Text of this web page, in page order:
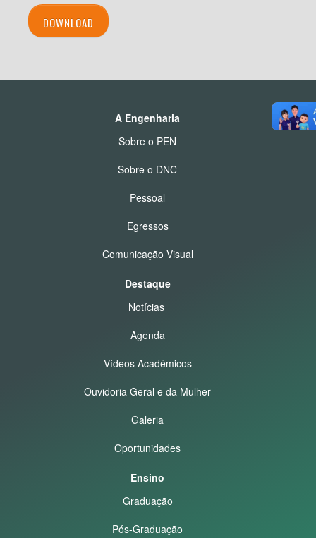
DOWNLOAD
A Engenharia
Sobre o PEN
Sobre o DNC
Pessoal
Egressos
Comunicação Visual
Destaque
Notícias
Agenda
Vídeos Acadêmicos
Ouvidoria Geral e da Mulher
Galeria
Oportunidades
Ensino
Graduação
Pós-Graduação